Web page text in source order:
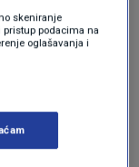
PROIZVODA
skeniranje
podacima na
oglašavanja i